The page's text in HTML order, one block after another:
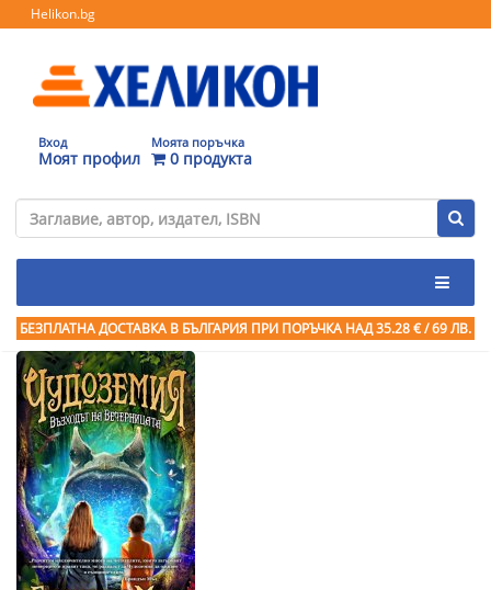
Helikon.bg
Вход
Моят профил
Моята поръчка
0 продукта
БЕЗПЛАТНА ДОСТАВКА В БЪЛГАРИЯ ПРИ ПОРЪЧКА НАД 35.28 € / 69 ЛВ.